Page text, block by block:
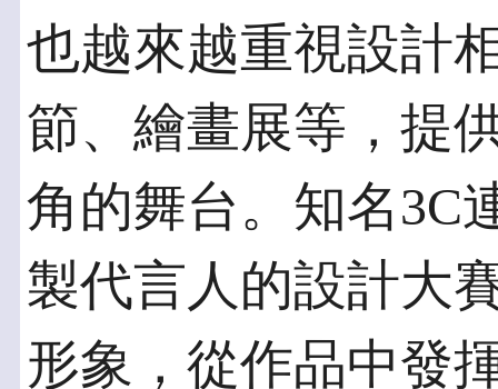
也越來越重視設計
節、繪畫展等，提
角的舞台。知名3C
製代言人的設計大
形象，從作品中發